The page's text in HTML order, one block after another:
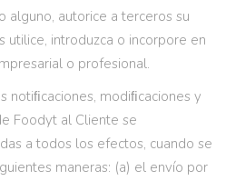
alguno, autorice a terceros su
utilice, introduzca o incorpore en
o profesional.
notiﬁcaciones, modiﬁcaciones y
Foodyt al Cliente se
a todos los efectos, cuando se
maneras: (a) el envío por